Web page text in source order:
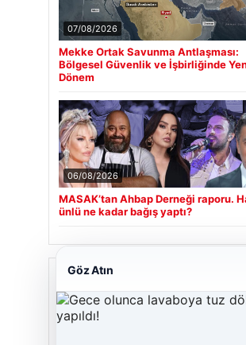
07/08/2026
Mekke Ortak Savunma Antlaşması:
Bölgesel Güvenlik ve İşbirliğinde
Dönem
06/08/2026
MASAK’tan Ahbap Derneği raporu.
ünlü ne kadar bağış yaptı?
Son Eklenen Firmalar
Cengiz Sigorta
Göz Atın